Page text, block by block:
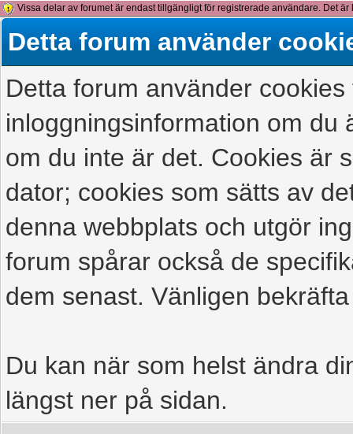
Vissa delar av forumet är endast tillgängligt för registrerade användare. Det
detta meddelande.
Detta forum använder
Detta forum använder
inloggningsinformation om du
om du inte är det. Cookies är
dator; cookies som sätts av
denna webbplats och utgör
forum spårar också de
dem senast. Vänligen
Du kan när som helst ändra
längst ner på sidan.